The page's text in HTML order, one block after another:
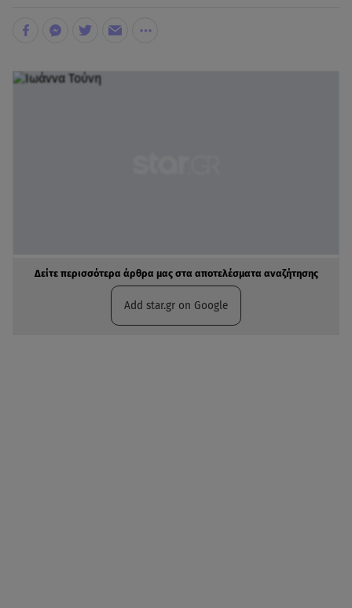
Δείτε περισσότερα άρθρα μας στα αποτελέσματα αναζήτησης
Add star.gr on Google